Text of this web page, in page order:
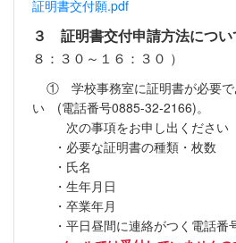
証明書交付願.pdf
３ 証明書交付申請方法につい
８：３０～１６：３０ ）
① 学校事務室に証明書が必要で
い (電話番号0885-32-2166)。
次の事項をお申し出ください
・必要な証明書の種類・枚数
・氏名
・生年月日
・卒業年月
・平日昼間に連絡がつく電話番